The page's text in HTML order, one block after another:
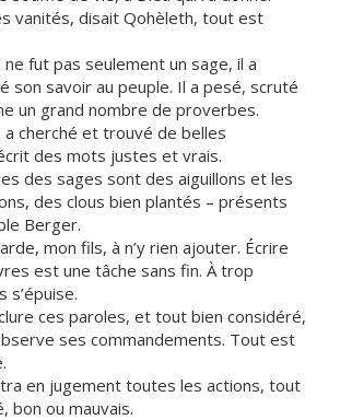
vanités, disait Qohèleth, tout est
fut pas seulement un sage, il a
son savoir au peuple. Il a pesé, scruté
un grand nombre de proverbes.
a cherché et trouvé de belles
des mots justes et vrais.
des sages sont des aiguillons et les
des clous bien plantés – présents
Berger.
mon fils, à n’y rien ajouter. Écrire
est une tâche sans fin. À trop
s’épuise.
ces paroles, et tout bien considéré,
ses commandements. Tout est
en jugement toutes les actions, tout
bon ou mauvais.